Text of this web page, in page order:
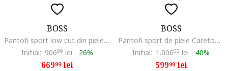
BOSS
Pantofi sport low cut din piele intoarsa cu logo discret Kieran, Maro camel
Initial: 90699 lei - 26%
66999lei
BOSS
Pantofi sport de piele Careton, Negru
Initial: 1.00663 lei - 40%
59999lei